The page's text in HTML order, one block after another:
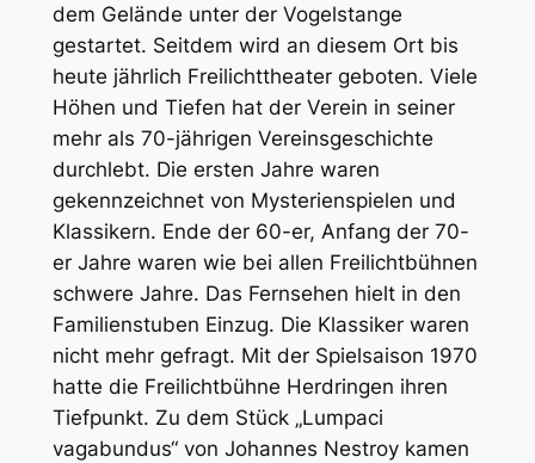
dem Gelände unter der Vogelstange
gestartet. Seitdem wird an diesem Ort bis
heute jährlich Freilichttheater geboten. Viele
Höhen und Tiefen hat der Verein in seiner
mehr als 70-jährigen Vereinsgeschichte
durchlebt. Die ersten Jahre waren
gekennzeichnet von Mysterienspielen und
Klassikern. Ende der 60-er, Anfang der 70-
er Jahre waren wie bei allen Freilichtbühnen
schwere Jahre. Das Fernsehen hielt in den
Familienstuben Einzug. Die Klassiker waren
nicht mehr gefragt. Mit der Spielsaison 1970
hatte die Freilichtbühne Herdringen ihren
Tiefpunkt. Zu dem Stück „Lumpaci
vagabundus“ von Johannes Nestroy kamen